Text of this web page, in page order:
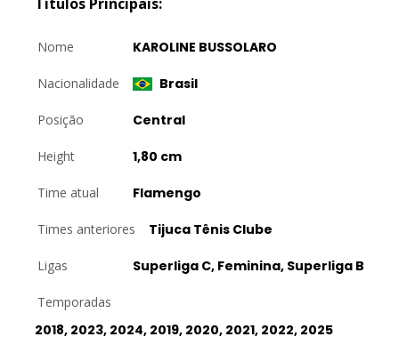
Nome KAROLINE BUSSOLARO
Nacionalidade Brasil
Posição Central
Height 1,80 cm
Time atual Flamengo
Times anteriores Tijuca Tênis Clube
Ligas Superliga C, Feminina, Superliga B
Temporadas
2018, 2023, 2024, 2019, 2020, 2021, 2022, 2025